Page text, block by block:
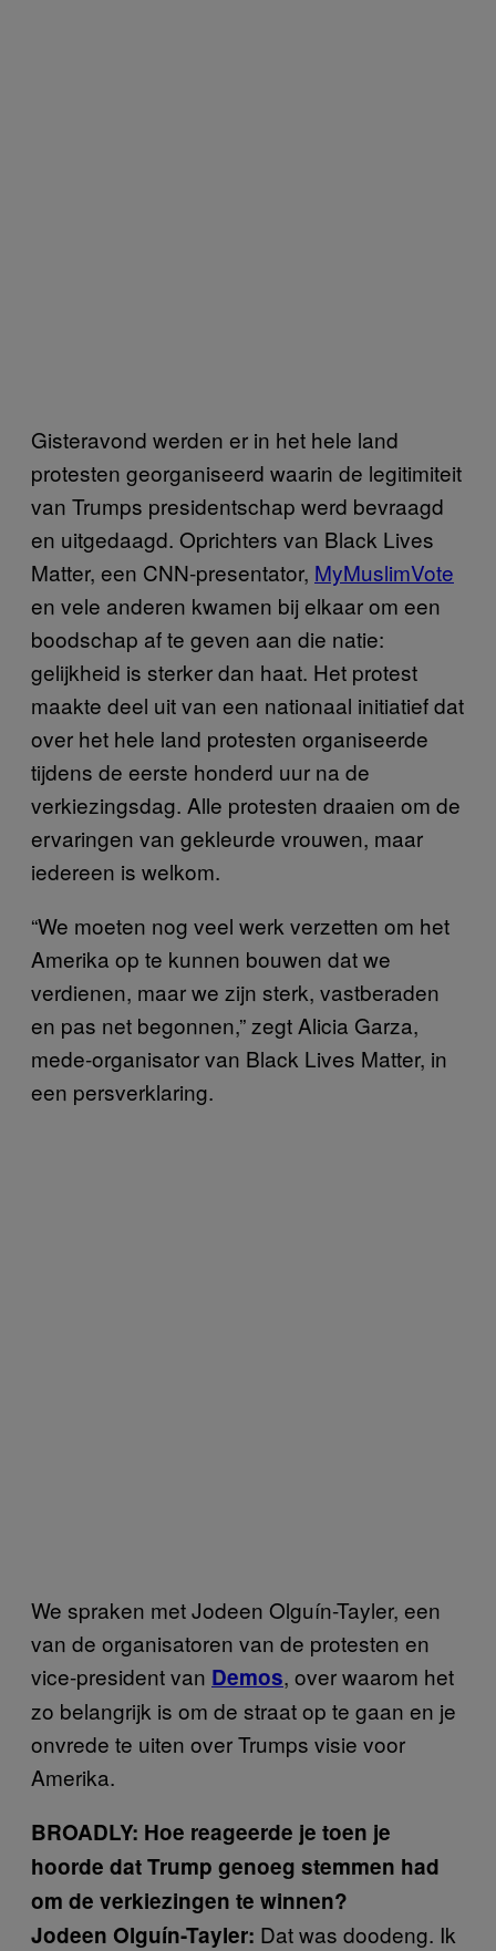
Gisteravond werden er in het hele land
protesten georganiseerd waarin de legitimiteit
van Trumps presidentschap werd bevraagd
en uitgedaagd. Oprichters van Black Lives
Matter, een CNN-presentator, MyMuslimVote
en vele anderen kwamen bij elkaar om een
boodschap af te geven aan die natie:
gelijkheid is sterker dan haat. Het protest
maakte deel uit van een nationaal initiatief dat
over het hele land protesten organiseerde
tijdens de eerste honderd uur na de
verkiezingsdag. Alle protesten draaien om de
ervaringen van gekleurde vrouwen, maar
iedereen is welkom.
“We moeten nog veel werk verzetten om het
Amerika op te kunnen bouwen dat we
verdienen, maar we zijn sterk, vastberaden
en pas net begonnen,” zegt Alicia Garza,
mede-organisator van Black Lives Matter, in
een persverklaring.
We spraken met Jodeen Olguín-Tayler, een
van de organisatoren van de protesten en
vice-president van Demos, over waarom het
zo belangrijk is om de straat op te gaan en je
onvrede te uiten over Trumps visie voor
Amerika.
BROADLY: Hoe reageerde je toen je
hoorde dat Trump genoeg stemmen had
om de verkiezingen te winnen?
Jodeen Olguín-Tayler: Dat was doodeng. Ik